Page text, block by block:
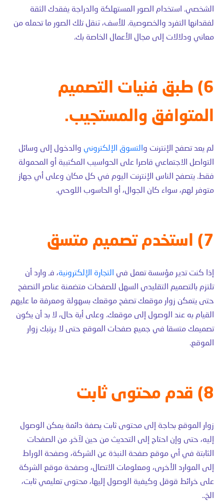
الشخصي. استخدام الصور المستهلكة والدراجة يفقدك الثقة
لفقدانها التفرد والخصوصية. للأسف، تنقل تلك الصور ما تحمله من
معاني ودلالات إلى مجال الأعمال الخاصة بك.
6) طبق فنيات التصميم
المتوافق والمستجيب.
لم يعد تصفح الإنترنت و التسوق الإلكتروني والدخول إلى وسائل
التواصل الاجتماعي قاصرا على الحواسيب المكتبية أو المحمولة
فقط. يتصفح الناس الإنترنت اليوم في كل مكان وعلى أي جهاز
متوفر لهم، سواء كان الجوال، أو الحاسوب اللوحي.
7) استخدم تصميم متسق
إذا كنت تدير مؤسسة تعمل في التجارة الإلكترونية، فـ وارد أن
تلتزم بالتصميم التقليدي السهل للصفحات متضمنة عناصر التصفح
حتى يتمكن زوار موقعك تصفح موقعك بسهولة ومعرفة ما عليهم
القيام به عند الوصول إلى موقعك. وعلى أية حال، لا بد أن يكون
تصميمك متسقا في جميع صفحات الموقع حتى لا يرتبك زوار
الموقع.
8) قدم محتوى ثابت
زوار الموقع بحاجة إلى محتوى ثابت يصفة دائمة يمكن الوصول
إليه، حتى وإن احتاج إلى التحديث من حين لآخر. من الصفحات
الثابتة في أي موقع صفحة النبذة عن الشركة، وصفحة الوراط
إلى الموارد الأخرى، ومعلومات الاتصال، وصفحة موقع الشركة
على خرائط قوقل وكيفية الوصول إليها، محتوى تعليمي ثابت،
الخ..